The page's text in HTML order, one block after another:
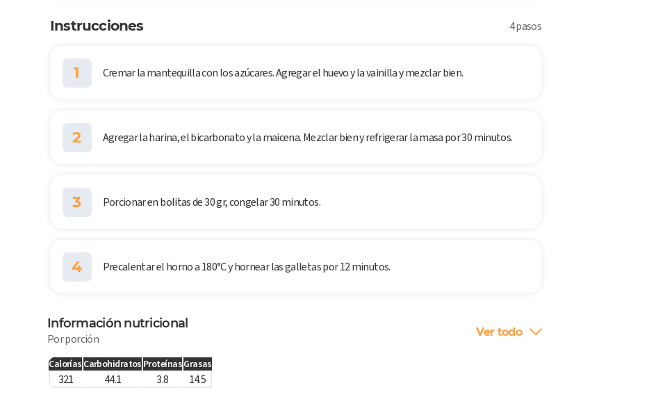
Instrucciones 4 pasos
1 Cremar la mantequilla con los azúcares. Agregar el huevo y la vainilla y mezclar bien.
2 Agregar la harina, el bicarbonato y la maicena. Mezclar bien y refrigerar la masa por 30 minutos.
3 Porcionar en bolitas de 30 gr, congelar 30 minutos.
4 Precalentar el horno a 180°C y hornear las galletas por 12 minutos.
Información nutricional
Por porción Ver todo
Calorías Carbohidratos ProteínasGrasas
321 44.1 3.8 14.5